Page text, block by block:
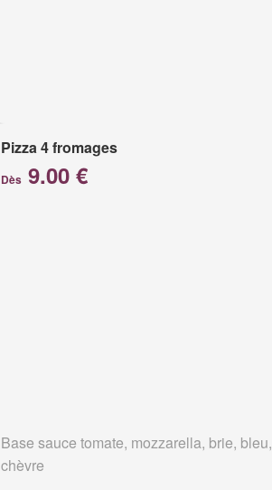
Pizza 4 fromages
Dès9.00 €
Base sauce tomate, mozzarella, brie, bleu,
chèvre